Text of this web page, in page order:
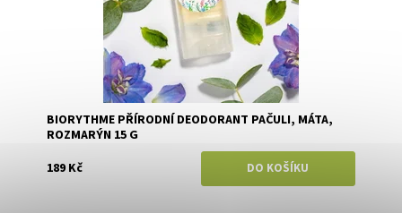
BIORYTHME PŘÍRODNÍ DEODORANT PAČULI, MÁTA,
ROZMARÝN 15 G
189 Kč